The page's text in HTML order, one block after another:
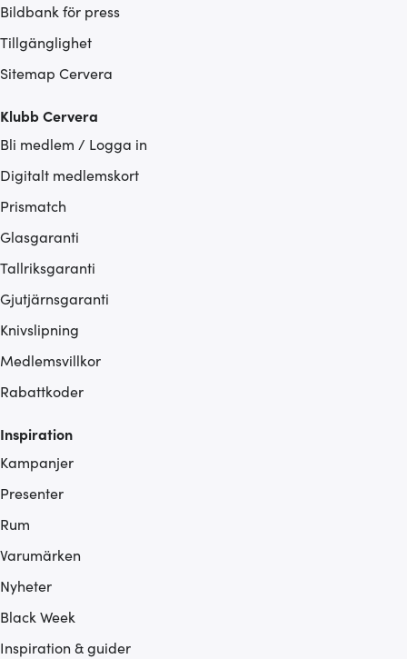
Bildbank för press
Tillgänglighet
Sitemap Cervera
Klubb Cervera
Bli medlem / Logga in
Digitalt medlemskort
Prismatch
Glasgaranti
Tallriksgaranti
Gjutjärnsgaranti
Knivslipning
Medlemsvillkor
Rabattkoder
Inspiration
Kampanjer
Presenter
Rum
Varumärken
Nyheter
Black Week
Inspiration & guider